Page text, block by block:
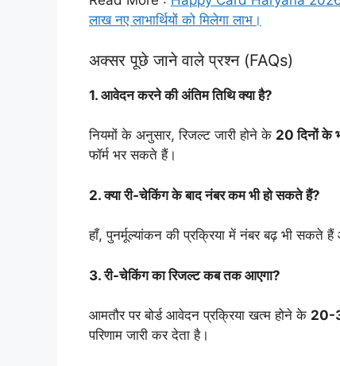
लाख नए लाभार्थियों को मिलेगा लाभ।
अक्सर पूछे जाने वाले प्रश्न (FAQs)
1. आवेदन करने की अंतिम तिथि क्या है?
नियमों के अनुसार, रिजल्ट जारी होने के 20 दिनों के
फॉर्म भर सकते हैं।
2. क्या री-चेकिंग के बाद नंबर कम भी हो सकते हैं?
हाँ, पुनर्मूल्यांकन की प्रक्रिया में नंबर बढ़ भी सकते
3. री-चेकिंग का रिजल्ट कब तक आएगा?
आमतौर पर बोर्ड आवेदन प्रक्रिया खत्म होने के 20-
परिणाम जारी कर देता है।